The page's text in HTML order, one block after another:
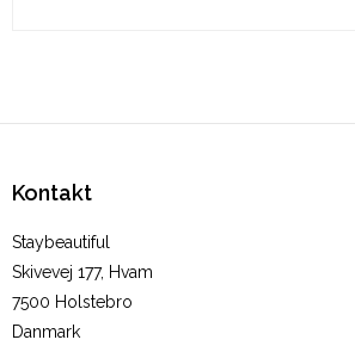
Kontakt
Staybeautiful
Skivevej 177, Hvam
7500 Holstebro
Danmark